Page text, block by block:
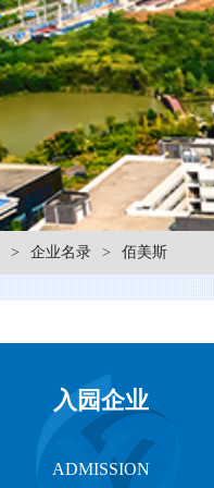
> 企业名录 > 佰美斯
入园企业
ADMISSION